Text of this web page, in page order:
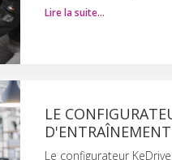
Lire la suite…
LE
D'ENTRAÎNEMENT
Le configurateur